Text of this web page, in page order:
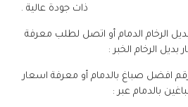
ذات جودة عالية .
الرخام الدمام أو اتصل لطلب معرفة
بديل الرخام الخبر :
افضل صباغ بالدمام أو معرفة اسعار
بالدمام عبر :